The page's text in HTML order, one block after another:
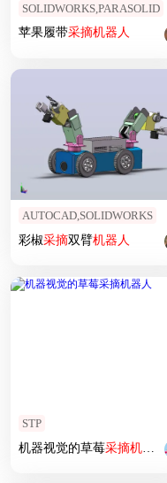
SOLIDWORKS,PARASOLID
苹果履带采摘机器人
AUTOCAD,SOLIDWORKS
彩椒采摘双臂机器人
STP
机器视觉的草莓采摘机器人